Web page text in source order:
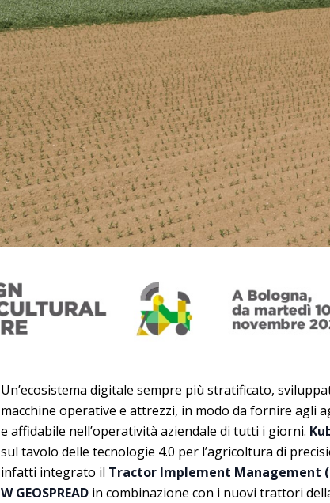
Un’ecosistema digitale sempre più stratificato,
macchine operative e attrezzi, in modo da fornire agli
e affidabile nell’operatività aziendale di tutti i giorni.
sul tavolo delle tecnologie 4.0 per l’agricoltura di
infatti integrato il Tractor Implement Management
W GEOSPREAD in combinazione con i nuovi trattori